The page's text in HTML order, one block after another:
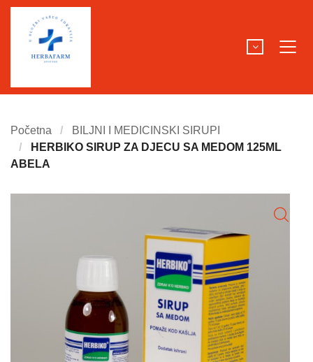
Početna
BILJNI I MEDICINSKI SIRUPI
HERBIKO SIRUP ZA DJECU SA MEDOM 125ML
ABELA